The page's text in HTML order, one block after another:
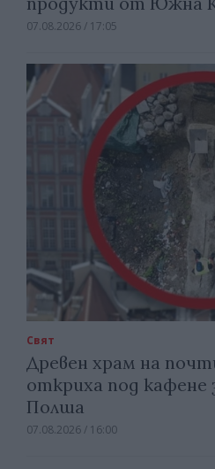
07.08.2026 / 17:05
Свят
Древен храм на
откриха под кафене
Полша
07.08.2026 / 16:00